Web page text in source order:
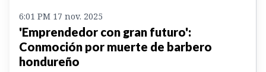
6:01 PM 17 nov. 2025
'Emprendedor con gran futuro':
Conmoción por muerte de barbero
hondureño